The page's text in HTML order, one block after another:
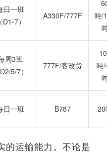
日一班
（D1-7）
A330F/777F
吨/
周3班
D2/5/7）
777F/客改货
吨
日一班 B787
的运输能力。不论是